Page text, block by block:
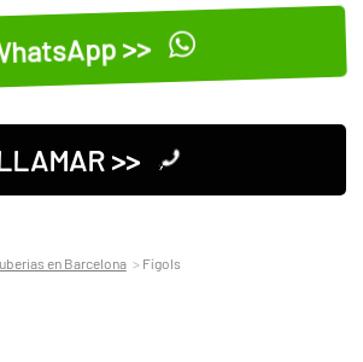
>>
>>
en Barcelona Fígols